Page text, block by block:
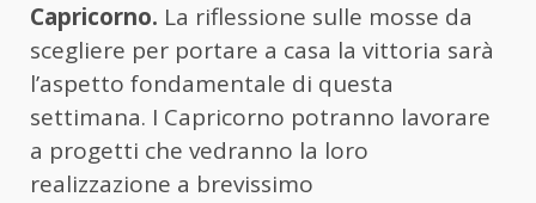
Capricorno. La riflessione sulle mosse da
scegliere per portare a casa la vittoria sarà
l’aspetto fondamentale di questa
settimana. I Capricorno potranno lavorare
a progetti che vedranno la loro
realizzazione a brevissimo